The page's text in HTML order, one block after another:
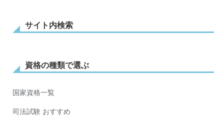
サイト内検索
資格の種類で選ぶ
国家資格一覧
司法試験 おすすめ